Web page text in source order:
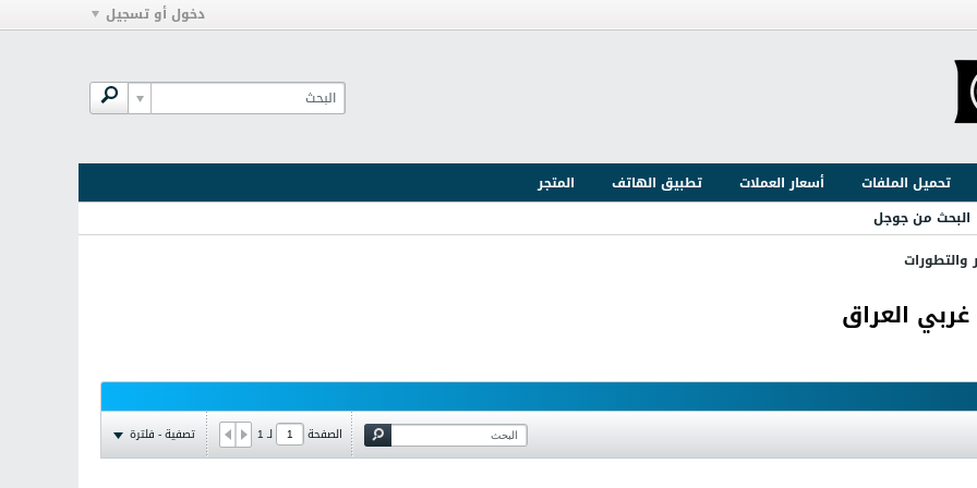
دخول أو تسجيل
تحميل الملفات أسعار العملات تطبيق الهاتف
المتجر
البحث من جوجل
والتطورات
العراق
الصفحة لـ1 تصفية - فلترة